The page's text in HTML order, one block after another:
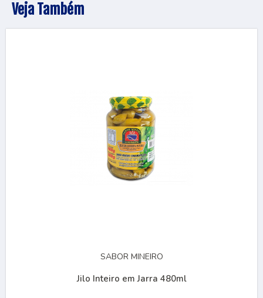
Veja Também
SABOR MINEIRO
Jilo Inteiro em Jarra 480ml